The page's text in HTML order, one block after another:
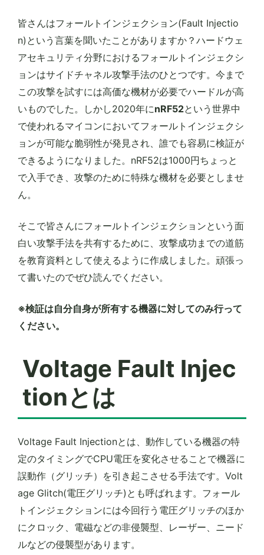
皆さんはフォールトインジェクション(Fault Injectio
n)という言葉を聞いたことがありますか？ハードウェ
アセキュリティ分野におけるフォールトインジェクシ
ョンはサイドチャネル攻撃手法のひとつです。今まで
この攻撃を試すには高価な機材が必要でハードルが高
いものでした。しかし2020年にnRF52という世界中
で使われるマイコンにおいてフォールトインジェクシ
ョンが可能な脆弱性が発見され、誰でも容易に検証が
できるようになりました。nRF52は1000円ちょっと
で入手でき、攻撃のために特殊な機材を必要としませ
ん。
そこで皆さんにフォールトインジェクションという面
白い攻撃手法を共有するために、攻撃成功までの道筋
を教育資料として使えるように作成しました。頑張っ
て書いたのでぜひ読んでください。
※検証は自分自身が所有する機器に対してのみ行って
ください。
Voltage Fault Injec
tionとは
Voltage Fault Injectionとは、動作している機器の特
定のタイミングでCPU電圧を変化させることで機器に
誤動作（グリッチ）を引き起こさせる手法です。Volt
age Glitch(電圧グリッチ)とも呼ばれます。フォール
トインジェクションには今回行う電圧グリッチのほか
にクロック、電磁などの非侵襲型、レーザー、ニード
ルなどの侵襲型があります。